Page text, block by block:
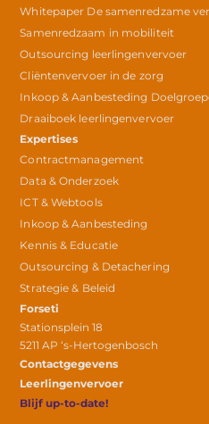
Whitepaper De samenredzame
Samenredzaam in mobiliteit
Outsourcing leerlingenvervoer
Cliëntenvervoer in de zorg
Inkoop & Aanbesteding
Draaiboek leerlingenvervoer
Expertises
Contractmanagement
Data & Onderzoek
ICT & Webtools
Inkoop & Aanbesteding
Kennis & Educatie
Outsourcing & Detachering
Strategie & Beleid
Forseti
Stationsplein 18
5211 AP ‘s-Hertogenbosch
Contactgegevens
Leerlingenvervoer
Blijf up-to-date!